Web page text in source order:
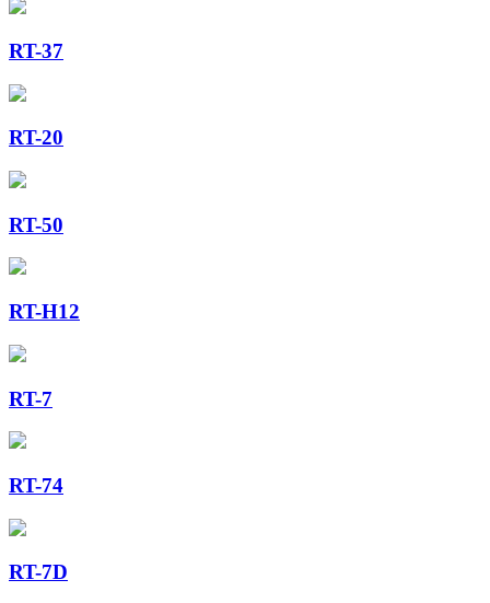
RT-37
RT-20
RT-50
RT-H12
RT-7
RT-74
RT-7D